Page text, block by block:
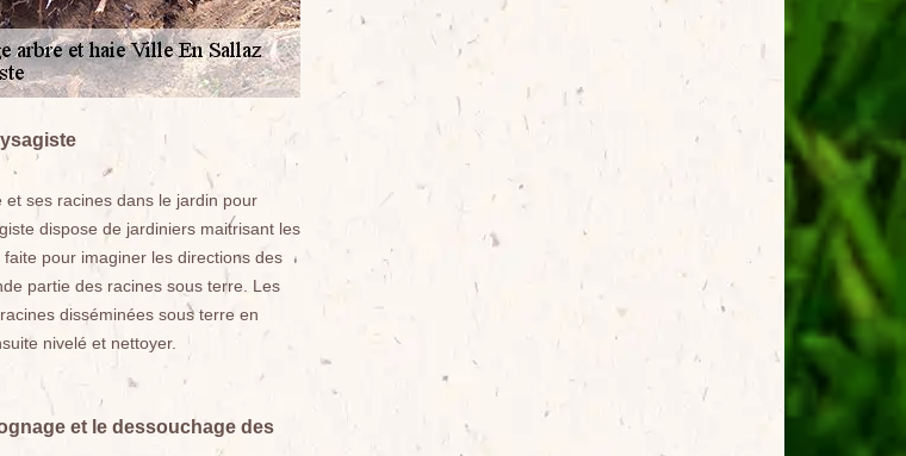
et ses racines dans le jardin pour
dispose de jardiniers maitrisant les
pour imaginer les directions des
partie des racines sous terre. Les
disséminées sous terre en
nivelé et nettoyer.
et le dessouchage des